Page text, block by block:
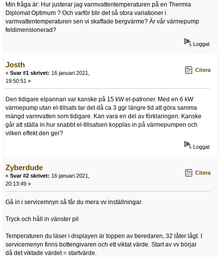
Min fråga är: Hur justerar jag varmvattentemperaturen på en Thermia
Diplomat Optimum ? Och varför blir det så stora variationer i
varmvattentemperaturen sen vi skaffade bergvärme? Är vår värmepump
feldimensionerad?
Loggat
Josth
« Svar #1 skrivet: 16 januari 2021,
19:50:51 »
Citera
Den tidigare elpannan var kanske på 15 kW el-patroner. Med en 6 kW
värmepump utan el-tillsats tar det då ca 3 ggr längre tid att göra samma
mängd varmvatten som tidigare. Kan vara en del av förklaringen. Kanske
går att ställa in hur snabbt el-tillsatsen kopplas in på värmepumpen och
vilken effekt den ger?
Loggat
Zyberdude
« Svar #2 skrivet: 16 januari 2021,
20:13:49 »
Citera
Gå in i servicemnyn så får du mera vv inställningar.
Tryck och håll in vänster pil
Temperaturen du läser i displayen är toppen av beredaren, 32 låter lågt. I
servicemenyn finns bottengivaren och ett viktat värde. Start av vv börjar
då det viktade värdet = startvärde.